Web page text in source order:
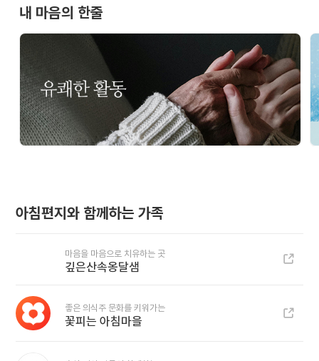
내 마음의 한줄
아침편지와 함께하는 가족
마음을 마음으로 치유하는 곳
깊은산속옹달샘
좋은 의식주 문화를 키워가는
꽃피는 아침마을